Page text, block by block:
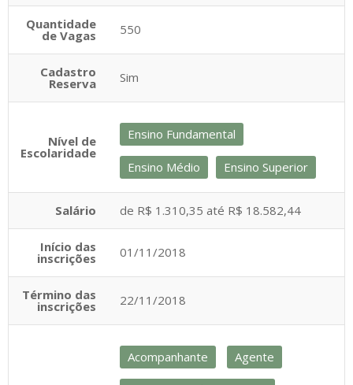
Quantidade
de Vagas 550
Cadastro
Reserva Sim
Nível de
Escolaridade
Ensino Fundamental
Ensino Médio Ensino Superior
Salário de R$ 1.310,35 até R$ 18.582,44
Início das
inscrições 01/11/2018
Término das
inscrições 22/11/2018
Acompanhante Agente